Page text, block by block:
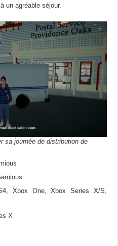
un agréable séjour.
sa journée de distribution de
Xbox One, Xbox Series X/S,
X